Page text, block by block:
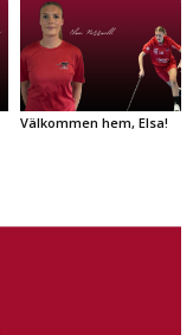
Välkommen hem, Elsa!